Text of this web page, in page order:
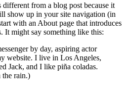
different from a blog post because it
show up in your site navigation (in
with an About page that introduces
It might say something like this:
by day, aspiring actor
website. I live in Los Angeles,
Jack, and I like piña coladas.
the rain.)